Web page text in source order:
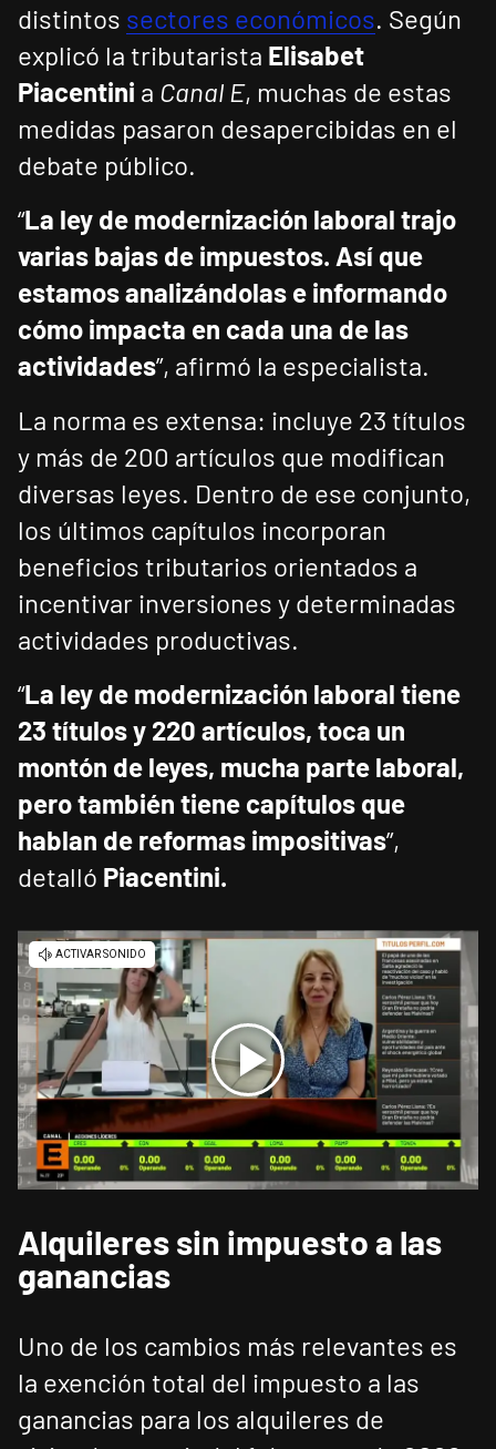
distintos sectores económicos. Según
explicó la tributarista Elisabet
Piacentini a Canal E, muchas de estas
medidas pasaron desapercibidas en el
debate público.
“La ley de modernización laboral trajo
varias bajas de impuestos. Así que
estamos analizándolas e informando
cómo impacta en cada una de las
actividades”, afirmó la especialista.
La norma es extensa: incluye 23 títulos
y más de 200 artículos que modifican
diversas leyes. Dentro de ese conjunto,
los últimos capítulos incorporan
beneficios tributarios orientados a
incentivar inversiones y determinadas
actividades productivas.
“La ley de modernización laboral tiene
23 títulos y 220 artículos, toca un
montón de leyes, mucha parte laboral,
pero también tiene capítulos que
hablan de reformas impositivas”,
detalló Piacentini.
Alquileres sin impuesto a las
ganancias
Uno de los cambios más relevantes es
la exención total del impuesto a las
ganancias para los alquileres de